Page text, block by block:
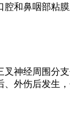
和鼻咽部粘
叉神经周围分
外伤后发生